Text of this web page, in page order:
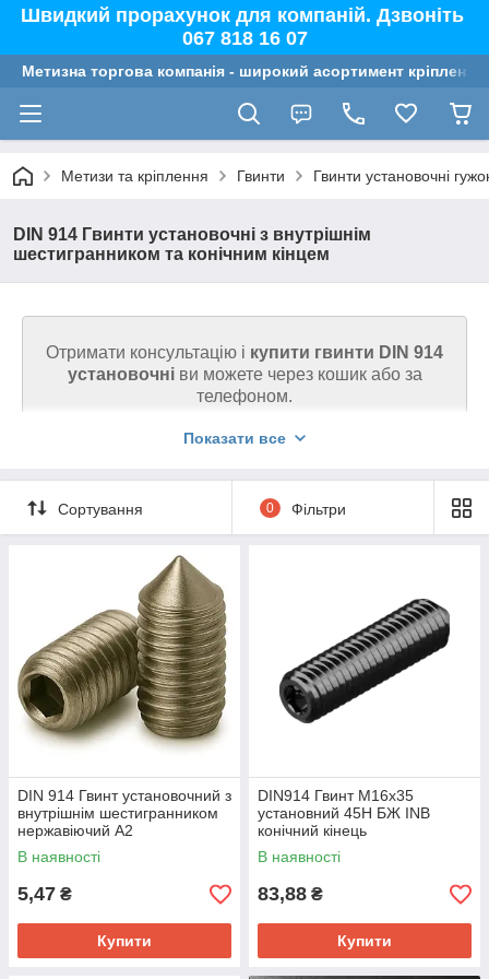
Швидкий прорахунок для компаній. Дзвоніть
067 818 16 07
Метизна торгова компанія - широкий асортимент
Метизи та кріплення Гвинти Гвинти установочні
DIN 914 Гвинти установочні з внутрішнім
шестигранником та конічним кінцем
Отримати консультацію і купити гвинти DIN 914
установочніви можете через кошик або за
телефоном.
Дзвоніть (067) 818 16 07
Показати все
Сортування 0 Фільтри
DIN 914 Гвинт установочний з
внутрішнім шестигранником
нержавіючий А2
В наявності
5,47 ₴
Купити
DIN914 Гвинт М16х35
установний 45H БЖ INB
конічний кінець
В наявності
83,88 ₴
Купити